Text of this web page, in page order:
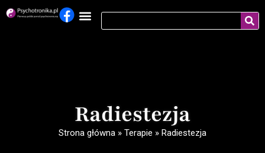
Radiestezja
Strona główna » Terapie » Radiestezja